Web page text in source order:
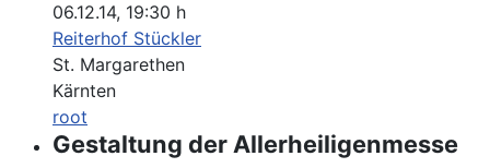
06.12.14, 19:30 h
Reiterhof Stückler
St. Margarethen
Kärnten
root
Gestaltung der Allerheiligenmesse